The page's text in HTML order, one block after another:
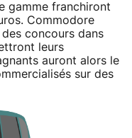
gamme franchiront
Commodore
concours dans
leurs
auront alors le
sur des